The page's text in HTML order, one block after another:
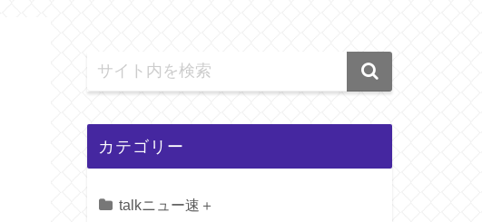
カテゴリー
talkニュー速＋